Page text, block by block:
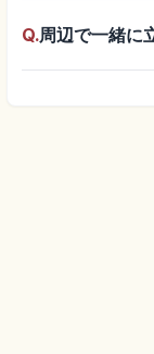
Q.周辺で一緒に